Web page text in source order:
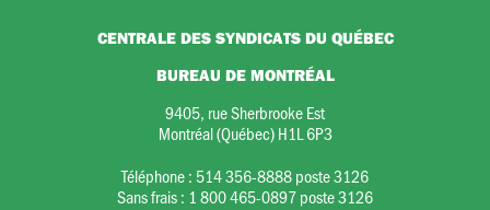
CENTRALE DES SYNDICATS DU QUÉBEC
BUREAU DE MONTRÉAL
9405, rue Sherbrooke Est
Montréal (Québec) H1L 6P3
Téléphone : 514 356-8888 poste 3126
Sans frais : 1 800 465-0897 poste 3126